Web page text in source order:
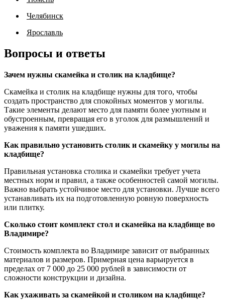
Челябинск
Ярославль
Вопросы и ответы
Зачем нужны скамейка и столик на кладбище?
Скамейка и столик на кладбище нужны для того, чтобы
создать пространство для спокойных моментов у могилы.
Такие элементы делают место для памяти более уютным и
обустроенным, превращая его в уголок для размышлений и
уважения к памяти ушедших.
Как правильно установить столик и скамейку у могилы на
кладбище?
Правильная установка столика и скамейки требует учета
местных норм и правил, а также особенностей самой могилы.
Важно выбрать устойчивое место для установки. Лучше всего
устанавливать их на подготовленную ровную поверхность
или плитку.
Сколько стоит комплект стол и скамейка на кладбище во
Владимире?
Стоимость комплекта во Владимире зависит от выбранных
материалов и размеров. Примерная цена варьируется в
пределах от 7 000 до 25 000 рублей в зависимости от
сложности конструкции и дизайна.
Как ухаживать за скамейкой и столиком на кладбище?